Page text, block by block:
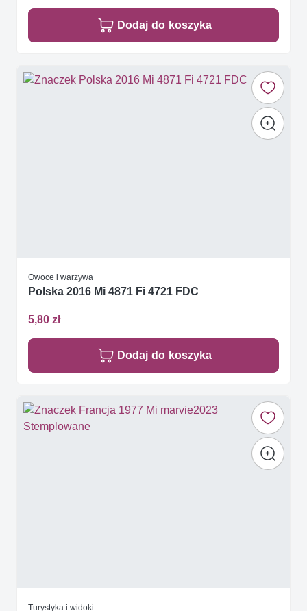
Dodaj do koszyka
Owoce i warzywa
Polska 2016 Mi 4871 Fi 4721 FDC
5,80 zł
Dodaj do koszyka
Turystyka i widoki